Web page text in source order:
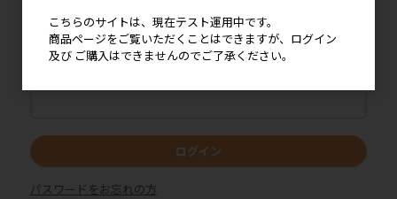
メールアドレス
ログイン
パスワードをお忘れの方
こちらのサイトは、現在テスト運用中です。
商品ページをご覧いただくことはできますが、ログイン
及び ご購入はできませんのでご了承ください。